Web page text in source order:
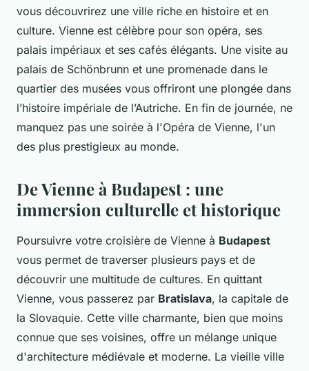
vous découvrirez une ville riche en histoire et en
culture. Vienne est célèbre pour son opéra, ses
palais impériaux et ses cafés élégants. Une visite au
palais de Schönbrunn et une promenade dans le
quartier des musées vous offriront une plongée dans
l’histoire impériale de l’Autriche. En fin de journée, ne
manquez pas une soirée à l'Opéra de Vienne, l'un
des plus prestigieux au monde.
De Vienne à Budapest : une
immersion culturelle et historique
Poursuivre votre croisière de Vienne à Budapest
vous permet de traverser plusieurs pays et de
découvrir une multitude de cultures. En quittant
Vienne, vous passerez par Bratislava, la capitale de
la Slovaquie. Cette ville charmante, bien que moins
connue que ses voisines, offre un mélange unique
d'architecture médiévale et moderne. La vieille ville